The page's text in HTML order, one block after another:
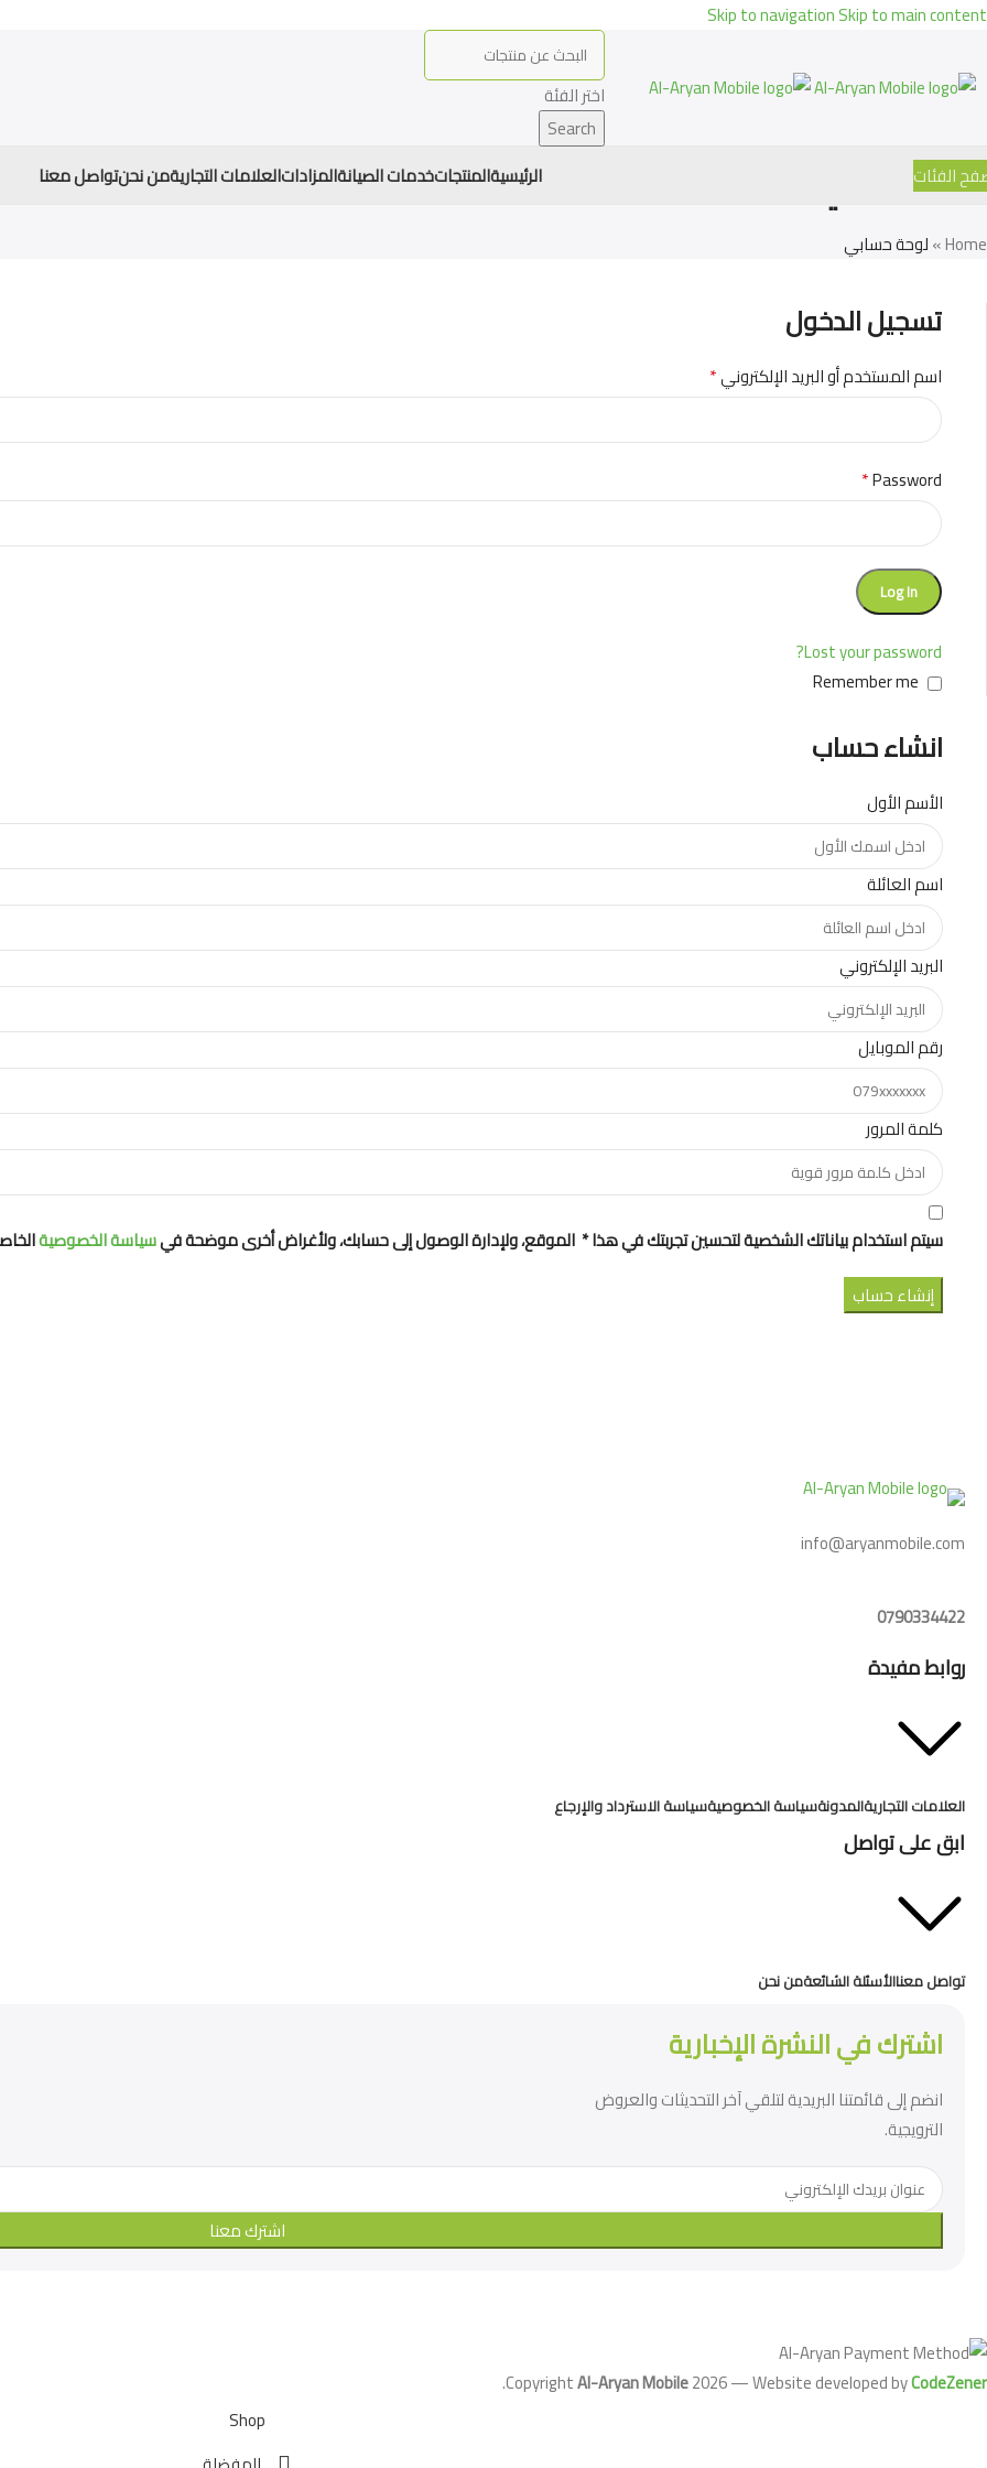
Skip to navigationSkip to main content
اختر الفئة
Search
الفئات
الرئيسيةالمنتجاتخدمات الصيانةالمزاداتالعلامات التجاريةمن نحنتواصل معنا لوحة حسابي
Home
»لوحة حسابي
تسجيل الدخول
اسم المستخدم أو البريد الإلكتروني*
Password
*
Log In
Lost your password?
Remember me
انشاء حساب
الأسم الأول
اسم العائلة
البريد الإلكتروني
رقم الموبايل
كلمة المرور
سيتم استخدام بياناتك الشخصية لتحسين تجربتك في هذا * الموقع، ولإدارة الوصول إلى حسابك، ولأغراض أخرى موضحة فيسياسة الخصوصية
إنشاء حساب
info@aryanmobile.com
0790334422
روابط مفيدة
العلامات التجاريةالمدونةسياسة الخصوصيةسياسة الاسترداد والإرجاع
ابق على تواصل
تواصل معناالأسئلة الشائعةمن نحن
اشترك في النشرة الإخبارية
انضم إلى قائمتنا البريدية لتلقي آخر التحديثات والعروض
الترويجية.
اشترك معنا
CopyrightAl-Aryan Mobile2026 — Website developed byCodeZener
.
Shop